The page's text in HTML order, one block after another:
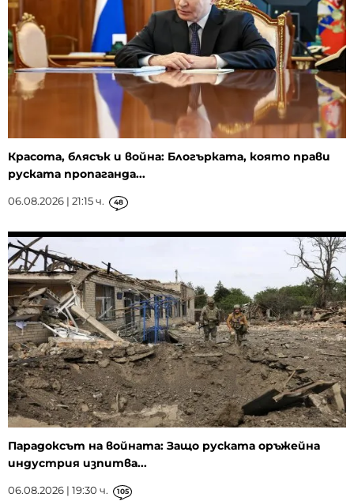
Красота, блясък и война: Блогърката, която прави
руската пропаганда...
06.08.2026 | 21:15 ч. 48
Парадоксът на войната: Защо руската оръжейна
индустрия изпитва...
06.08.2026 | 19:30 ч. 105